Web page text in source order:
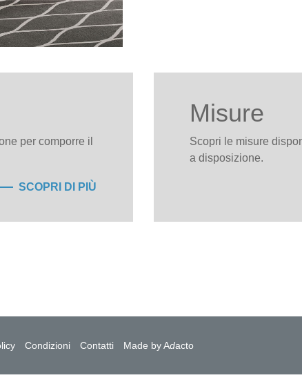
per comporre il
SCOPRI DI PIÙ
Misure
Scopri le misure
a disposizione.
Condizioni Contatti Made by Adacto